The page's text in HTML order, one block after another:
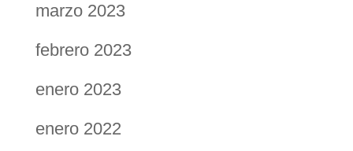
marzo 2023
febrero 2023
enero 2023
enero 2022